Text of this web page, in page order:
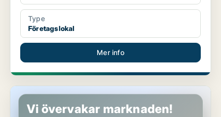
Type
Företagslokal
Mer info
Lokaler i Wien Meidling, Wien
Vi övervakar marknaden!